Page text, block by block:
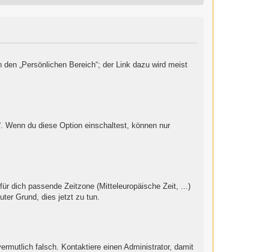
„Persönlichen Bereich“; der Link dazu wird meist
Wenn du diese Option einschaltest, können nur
dich passende Zeitzone (Mitteleuropäische Zeit, ...)
Grund, dies jetzt zu tun.
falsch. Kontaktiere einen Administrator, damit